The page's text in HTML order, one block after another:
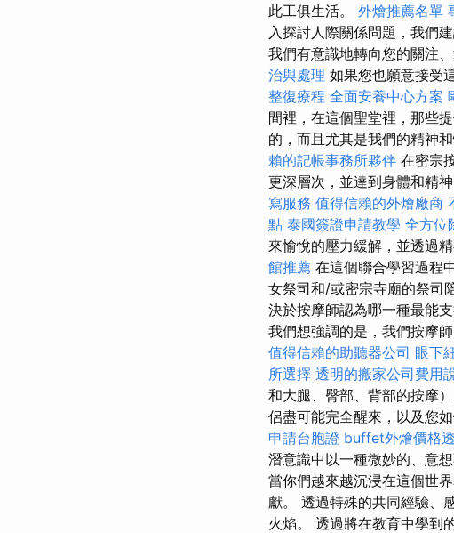
此工俱生活。 外燴推薦名單
入探討人際關係問題，我們
我們有意識地轉向您的關注
治與處理 如果您也願意接受
整復療程 全面安養中心方案
間裡，在這個聖堂裡，那些
的，而且尤其是我們的精神
賴的記帳事務所夥伴 在密宗
更深層次，並達到身體和精
寫服務 值得信賴的外燴廠商
點 泰國簽證申請教學 全方位
來愉悅的壓力緩解，並透過
館推薦 在這個聯合學習過程
女祭司和/或密宗寺廟的祭司
決於按摩師認為哪一種最能
我們想強調的是，我們按摩
值得信賴的助聽器公司 眼下
所選擇 透明的搬家公司費用
和大腿、臀部、背部的按摩）
侶盡可能完全醒來，以及您
申請台胞證 buffet外燴價格
潛意識中以一種微妙的、意
當你們越來越沉浸在這個世
獻。 透過特殊的共同經驗、
火焰。 透過將在教育中學到